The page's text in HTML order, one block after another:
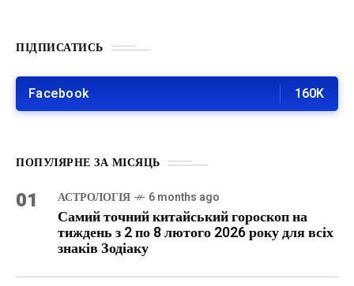
ПІДПИСАТИСЬ
Facebook 160K
ПОПУЛЯРНЕ ЗА МІСЯЦЬ
01 АСТРОЛОГІЯ 6 months ago
Самий точний китайський гороскоп на
тиждень з 2 по 8 лютого 2026 року для всіх
знаків Зодіаку